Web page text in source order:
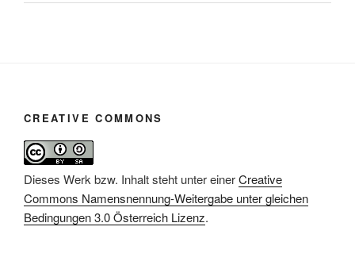
CREATIVE COMMONS
Dieses Werk bzw. Inhalt steht unter einerCreative
Commons Namensnennung-Weitergabe unter gleichen
Bedingungen 3.0 Österreich Lizenz.